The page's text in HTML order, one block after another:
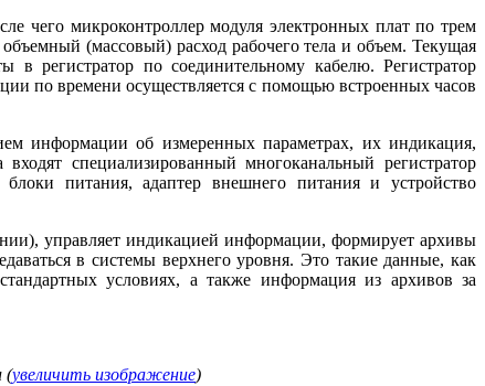
че­го микроконтроллер модуля электронных плат по трем
(массовый) расход рабочего те­ла и объем. Текущая
регистратор по соединительному кабелю. Регистратор
по времени осуществляется с помощью встроенных часов
информации об измеренных параметрах, их индикация,
специализированный многоканальный регистратор
питания, адаптер внешнего питания и устройство
управляет индикацией информации, формирует архивы
в системы верхнего уровня. Это такие данные, как
условиях, а также информация из архивов за
(увеличить изображение)